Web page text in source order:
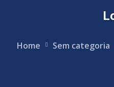
Home Sem categoria